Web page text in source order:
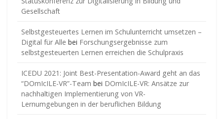
Gesellschaft
Selbstgesteuertes Lernen im Schulunterricht umsetzen –
Digital für Alle bei Forschungsergebnisse zum
selbstgesteuerten Lernen erreichen die Schulpraxis
ICEDU 2021: Joint Best-Presentation-Award geht an das
“DOmIcILE-VR”-Team bei DOmIcILE-VR: Ansätze zur
nachhaltigen Implementierung von VR-
Lernumgebungen in der beruflichen Bildung